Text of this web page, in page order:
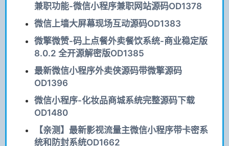
兼职功能-微信小程序兼职网站源码OD1378
微信上墙大屏幕现场互动源码OD1383
微擎微赞-码上点餐外卖餐饮系统-商业稳定版
8.0.2 全开源解密版OD1385
最新微信小程序外卖侠源码带微擎源码
OD1396
微信小程序-化妆品商城系统完整源码下载
OD1480
【亲测】最新影视流量主微信小程序带卡密系
统和防封系统OD1662